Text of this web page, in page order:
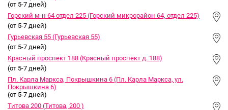
(от 5-7 дней)
Горский м-н 64 отдел 225 (Горский микрорайон 64, отдел 225)
(от 5-7 дней)
Гурьевская 55 (Гурьевская 55)
(от 5-7 дней)
Красный проспект 188 (Красный проспект д. 188)
(от 5-7 дней)
Пл. Карла Маркса, Покрышкина 6 (Пл. Карла Маркса, ул.
Покрышкина 6)
(от 5-7 дней)
Титова 200 (Титова, 200 )